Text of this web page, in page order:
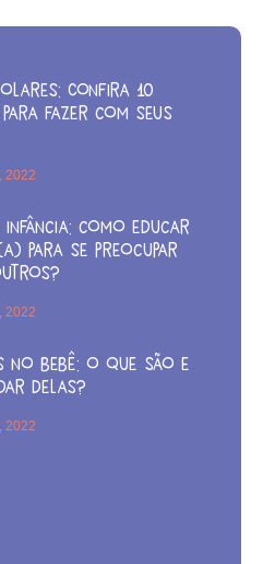
Confira 10
para fazer com seus
2022
infância: como educar
para se preocupar
2022
no bebê: o que são e
delas?
2022